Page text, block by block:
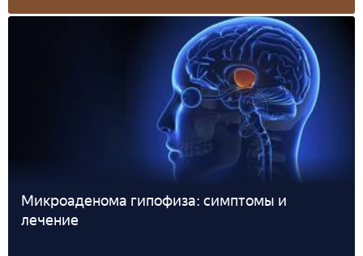
Микроаденома гипофиза: симптомы и
лечение